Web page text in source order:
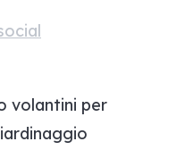
volantini per